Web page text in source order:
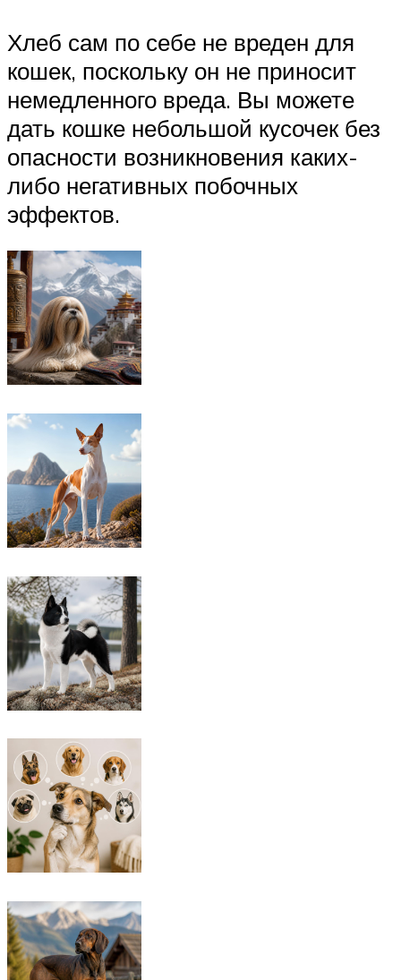
Хлеб сам по себе не вреден для
кошек, поскольку он не приносит
немедленного вреда. Вы можете
дать кошке небольшой кусочек без
опасности возникновения каких-
либо негативных побочных
эффектов.